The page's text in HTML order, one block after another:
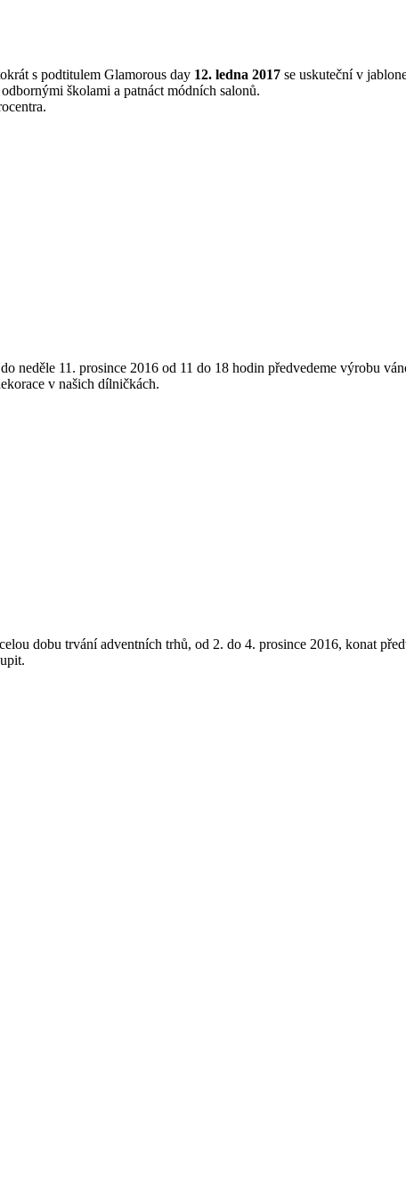
s podtitulem Glamorous day 12. ledna 2017 se uskuteční v
školami a patnáct módních salonů.
11. prosince 2016 od 11 do 18 hodin předvedeme výrobu
v našich dílničkách.
dobu trvání adventních trhů, od 2. do 4. prosince 2016, konat